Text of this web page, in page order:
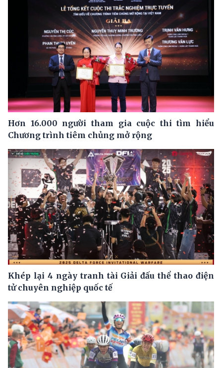
Hơn 16.000 người tham gia cuộc thi tìm hiểu
Chương trình tiêm chủng mở rộng
Khép lại 4 ngày tranh tài Giải đấu thể thao điện
tử chuyên nghiệp quốc tế